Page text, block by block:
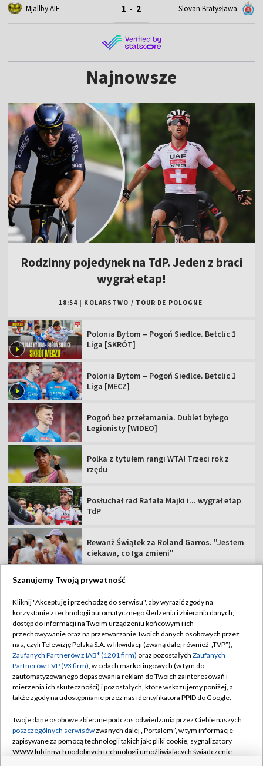
Mjallby AIF 1 - 2 Slovan Bratysława
Najnowsze
Rodzinny pojedynek na TdP. Jeden z braci
wygrał etap!
18:54 KOLARSTWO / TOUR DE POLOGNE
Polonia Bytom – Pogoń Siedlce. Betclic 1
Liga [SKRÓT]
Polonia Bytom – Pogoń Siedlce. Betclic 1
Liga [MECZ]
Pogoń bez przełamania. Dublet byłego
Legionisty [WIDEO]
Polka z tytułem rangi WTA! Trzeci rok z
rzędu
Posłuchał rad Rafała Majki i... wygrał etap
TdP
Rewanż Świątek za Roland Garros. "Jestem
ciekawa, co Iga zmieni"
TVP
Abonament TVP
Sklep TVP
Biuro Reklamy
Oferta Handlowa
Emisja w TVP
Rada Programowa
Regulamin TVP
Polityka prywatności
Moje zgody
Biuro reklamy
Kanały
Szanujemy Twoją prywatność
Kliknij "Akceptuję i przechodzę do serwisu", aby wyrazić zgody na
korzystanie z technologii automatycznego śledzenia i zbierania danych,
dostęp do informacji na Twoim urządzeniu końcowym i ich
przechowywanie oraz na przetwarzanie Twoich danych osobowych przez
nas, czyli Telewizję Polską S.A. w likwidacji (zwaną dalej również „TVP”),
Zaufanych Partnerów z IAB* (1201 firm) oraz pozostałych Zaufanych
Partnerów TVP (93 firm), w celach marketingowych (w tym do
zautomatyzowanego dopasowania reklam do Twoich zainteresowań i
mierzenia ich skuteczności) i pozostałych, które wskazujemy poniżej, a
także zgody na udostępnianie przez nas identyfikatora PPID do Google.
Twoje dane osobowe zbierane podczas odwiedzania przez Ciebie naszych
poszczególnych serwisówzwanych dalej „Portalem”, w tym informacje
zapisywane za pomocą technologii takich jak: pliki cookie, sygnalizatory
WWW lub innych podobnych technologii umożliwiających świadczenie